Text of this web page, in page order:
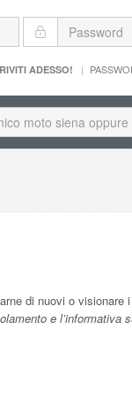
ADESSO!
di nuovi o visionare
e l’informativa